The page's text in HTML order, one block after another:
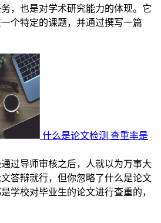
，也是对学术研究能力的体现。它
个特定的课题，并通过撰写一篇
什么是论文检测 查重率是
过导师审核之后，人就以为万事大
答辩就行，但你忽略了什么是论文
学校对毕业生的论文进行查重的，